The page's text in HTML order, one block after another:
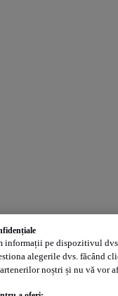
informații pe dispozitivul
alegerile dvs. făcând
noștri și nu vă vor